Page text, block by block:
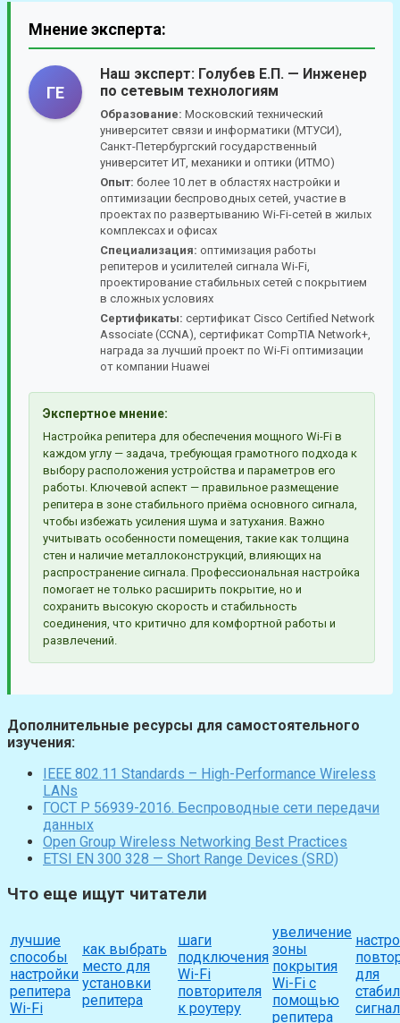
Мнение эксперта:
ГЕ
Наш эксперт: Голубев Е.П. — Инженер
по сетевым технологиям
Образование: Московский технический
университет связи и информатики (МТУСИ),
Санкт-Петербургский государственный
университет ИТ, механики и оптики (ИТМО)
Опыт: более 10 лет в областях настройки и
оптимизации беспроводных сетей, участие в
проектах по развертыванию Wi-Fi-сетей в жилых
комплексах и офисах
Специализация: оптимизация работы
репитеров и усилителей сигнала Wi-Fi,
проектирование стабильных сетей с покрытием
в сложных условиях
Сертификаты: сертификат Cisco Certified Network
Associate (CCNA), сертификат CompTIA Network+,
награда за лучший проект по Wi-Fi оптимизации
от компании Huawei
Экспертное мнение:
Настройка репитера для обеспечения мощного Wi-Fi в
каждом углу — задача, требующая грамотного подхода к
выбору расположения устройства и параметров его
работы. Ключевой аспект — правильное размещение
репитера в зоне стабильного приёма основного сигнала,
чтобы избежать усиления шума и затухания. Важно
учитывать особенности помещения, такие как толщина
стен и наличие металлоконструкций, влияющих на
распространение сигнала. Профессиональная настройка
помогает не только расширить покрытие, но и
сохранить высокую скорость и стабильность
соединения, что критично для комфортной работы и
развлечений.
Дополнительные ресурсы для самостоятельного
изучения:
IEEE 802.11 Standards – High-Performance Wireless
LANs
ГОСТ Р 56939-2016. Беспроводные сети передачи
данных
Open Group Wireless Networking Best Practices
ETSI EN 300 328 — Short Range Devices (SRD)
Что еще ищут читатели
лучшие
способы
настройки
репитера
Wi-Fi
как выбрать
место для
установки
репитера
шаги
подключения
Wi-Fi
повторителя
к роутеру
увеличение
зоны
покрытия
Wi-Fi с
помощью
репитера
для